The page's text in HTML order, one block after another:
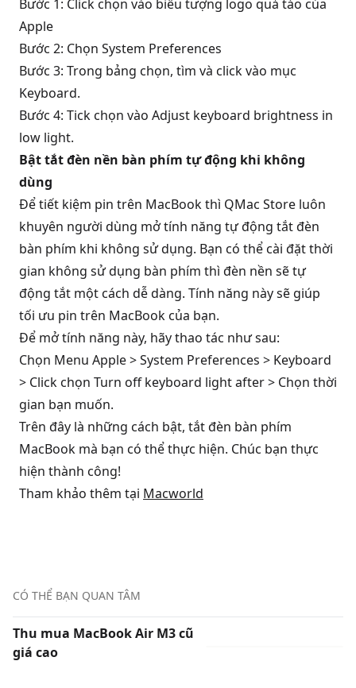
Bước 1: Click chọn vào biểu tượng logo quả táo của
Apple
Bước 2: Chọn System Preferences
Bước 3: Trong bảng chọn, tìm và click vào mục
Keyboard.
Bước 4: Tick chọn vào Adjust keyboard brightness in
low light.
Bật tắt đèn nền bàn phím tự động khi không
dùng
Để tiết kiệm pin trên MacBook thì QMac Store luôn
khuyên người dùng mở tính năng tự động tắt đèn
bàn phím khi không sử dụng. Bạn có thể cài đặt thời
gian không sử dụng bàn phím thì đèn nền sẽ tự
động tắt một cách dễ dàng. Tính năng này sẽ giúp
tối ưu pin trên MacBook của bạn.
Để mở tính năng này, hãy thao tác như sau:
Chọn Menu Apple > System Preferences > Keyboard
> Click chọn Turn off keyboard light after > Chọn thời
gian bạn muốn.
Trên đây là những cách bật, tắt đèn bàn phím
MacBook mà bạn có thể thực hiện. Chúc bạn thực
hiện thành công!
Tham khảo thêm tại Macworld
CÓ THỂ BẠN QUAN TÂM
Thu mua MacBook Air M3 cũ
giá cao